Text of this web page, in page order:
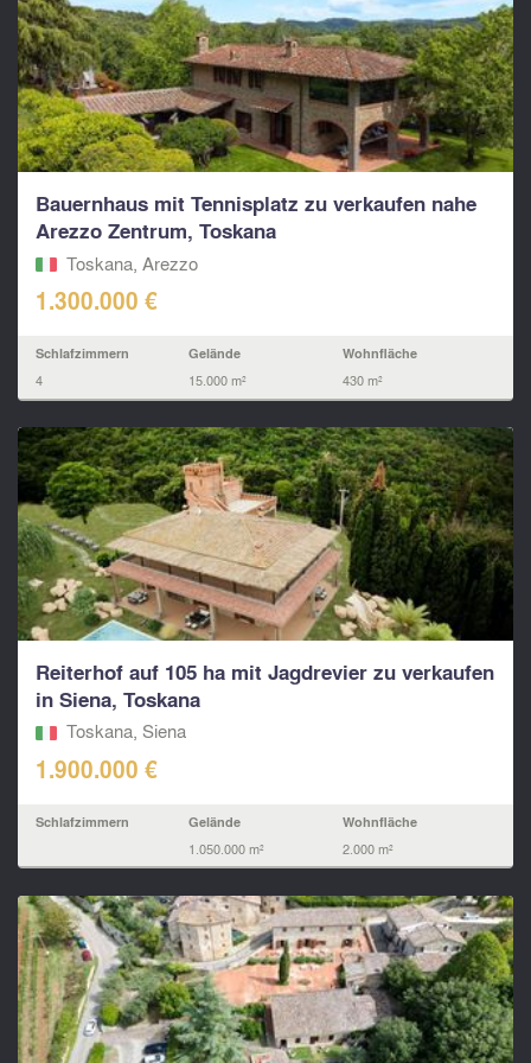
Bauernhaus mit Tennisplatz zu verkaufen nahe
Arezzo Zentrum, Toskana
Toskana, Arezzo
1.300.000 €
Schlafzimmern
4
Gelände
15.000 m²
Wohnfläche
430 m²
Reiterhof auf 105 ha mit Jagdrevier zu verkaufen
in Siena, Toskana
Toskana, Siena
1.900.000 €
Schlafzimmern Gelände
1.050.000 m²
Wohnfläche
2.000 m²